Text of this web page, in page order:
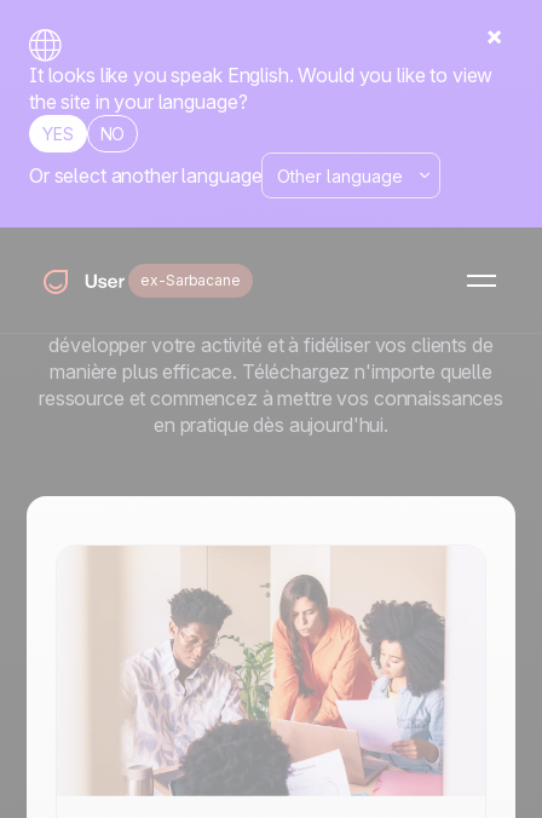
It looks like you speak English. Would you like to view
the site in your language?
YES NO
Or select another language
ex-Sarbacane
Les livres blancs
Positive User
Découvrez nos ebooks gratuits contenant des stratégies
développer votre activité et à fidéliser vos clients de
manière plus efficace. Téléchargez n'importe quelle
ressource et commencez à mettre vos connaissances
en pratique dès aujourd'hui.